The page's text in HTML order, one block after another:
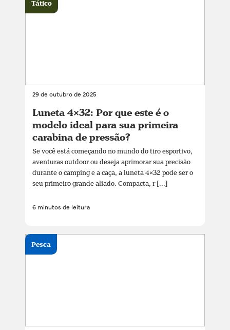
29 de outubro de 2025
Luneta 4×32: Por que este é o
modelo ideal para sua primeira
carabina de pressão?
Se você está começando no mundo do tiro esportivo,
aventuras outdoor ou deseja aprimorar sua precisão
durante o camping e a caça, a luneta 4×32 pode ser o
seu primeiro grande aliado. Compacta, r [...]
6 minutos de leitura
Tático
Pesca